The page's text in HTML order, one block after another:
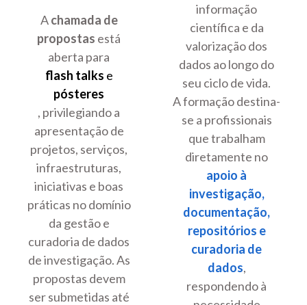
Achamada de
propostas está
aberta para
flash talks e
pósteres
, privilegiando a
apresentação de
projetos, serviços,
infraestruturas,
iniciativas e boas
práticas no domínio
da gestão e
curadoria de dados
de investigação. As
propostas devem
ser submetidas até
informação
científica e da
valorização dos
dados ao longo do
seu ciclo de vida.
A formação destina-
se a profissionais
que trabalham
diretamente no
apoio à
investigação,
documentação,
repositórios e
curadoria de
dados,
respondendo à